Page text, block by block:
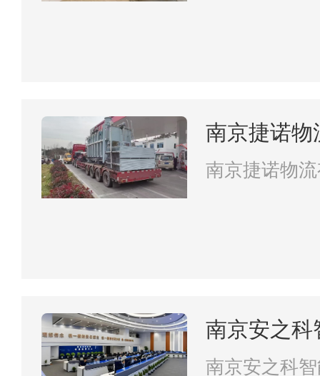
南京捷诺物
南京捷诺物
南京安之科
南京安之科